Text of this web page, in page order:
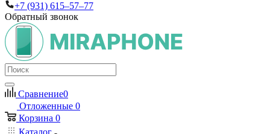
+7 (931) 615‒57‒77
Обратный звонок
Сравнение0
Отложенные 0
Корзина 0
Каталог